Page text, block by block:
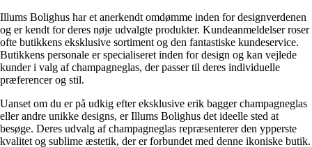
Illums Bolighus har et anerkendt omdømme inden for designverdenen
og er kendt for deres nøje udvalgte produkter. Kundeanmeldelser roser
ofte butikkens eksklusive sortiment og den fantastiske kundeservice.
Butikkens personale er specialiseret inden for design og kan vejlede
kunder i valg af champagneglas, der passer til deres individuelle
præferencer og stil.
Uanset om du er på udkig efter eksklusive erik bagger champagneglas
eller andre unikke designs, er Illums Bolighus det ideelle sted at
besøge. Deres udvalg af champagneglas repræsenterer den ypperste
kvalitet og sublime æstetik, der er forbundet med denne ikoniske butik.